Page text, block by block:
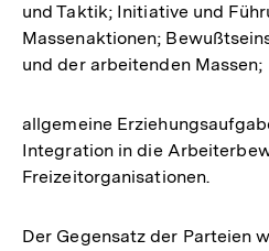
und Taktik; Initiative und
Massenaktionen;
und der arbeitenden Massen;
allgemeine
Integration in die
Freizeitorganisationen.
Der Gegensatz der Parteien